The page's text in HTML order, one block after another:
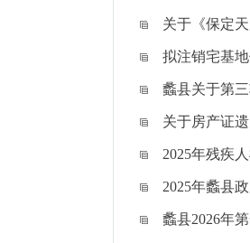
关于《保定
拟注销宅基
蠡县关于第
关于房产证
2025年残疾
2025年蠡县
蠡县2026年